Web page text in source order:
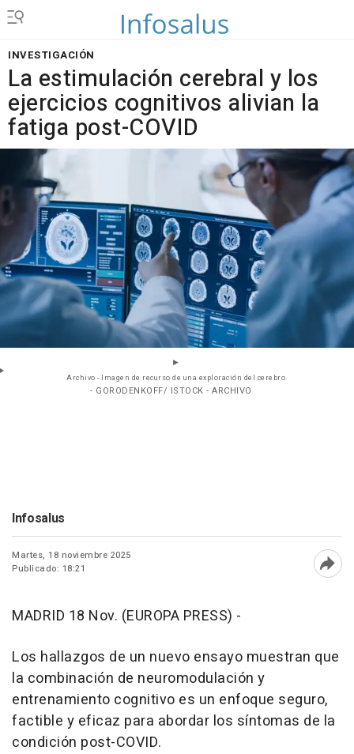
INVESTIGACIÓN
La estimulación cerebral y los
ejercicios cognitivos alivian la
fatiga post-COVID
Archivo - Imagen de recurso de una exploración del cerebro.
- GORODENKOFF/ ISTOCK - ARCHIVO
Infosalus
Martes, 18 noviembre 2025
Publicado: 18:21
MADRID 18 Nov. (EUROPA PRESS) -
Los hallazgos de un nuevo ensayo muestran que
la combinación de neuromodulación y
entrenamiento cognitivo es un enfoque seguro,
factible y eficaz para abordar los síntomas de la
condición post-COVID.